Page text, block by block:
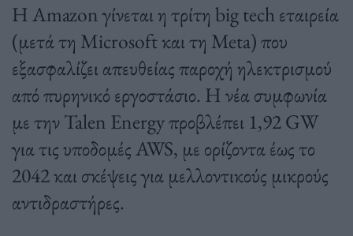
Η Amazon γίνεται η τρίτη big tech εταιρεία
(μετά τη Microsoft και τη Meta) που
εξασφαλίζει απευθείας παροχή ηλεκτρισμού
από πυρηνικό εργοστάσιο. Η νέα συμφωνία
με την Talen Energy προβλέπει 1,92 GW
για τις υποδομές AWS, με ορίζοντα έως το
2042 και σκέψεις για μελλοντικούς μικρούς
αντιδραστήρες.